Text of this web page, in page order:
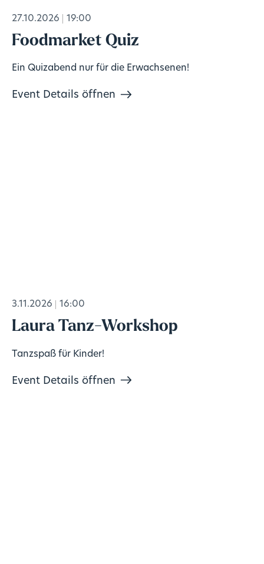
27.10.2026 19:00
Foodmarket Quiz
Ein Quizabend nur für die Erwachsenen!
Event Details öffnen
3.11.2026 16:00
Laura Tanz-Workshop
Tanzspaß für Kinder!
Event Details öffnen